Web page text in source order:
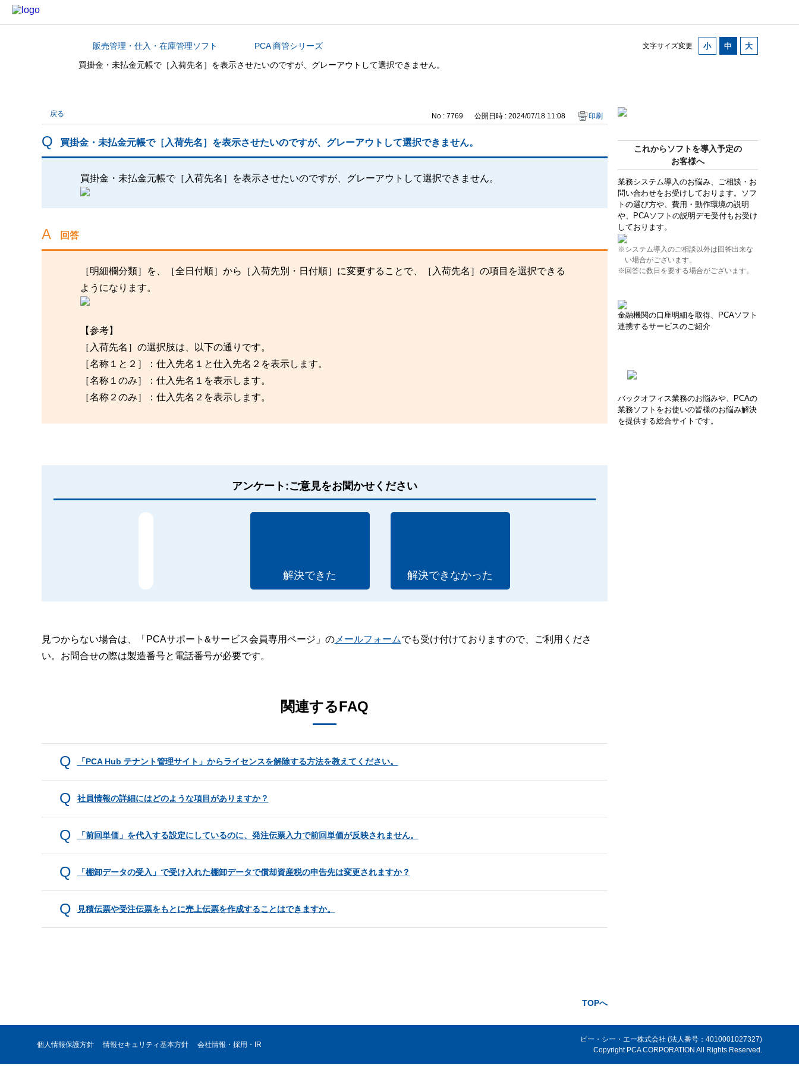
文字サイズ変更
カテゴリから探す販売管理・仕入・在庫管理ソフト
PCA 商管シリーズ
買掛金・未払金元帳で［入荷先名］を表示させたいのですが、グレーアウトして選択できません。
これからソフトを導入予定の
お客様へ
業務システム導入のお悩み、ご相談・お
問い合わせをお受けしております。ソフ
トの選び方や、費用・動作環境の説明
や、PCAソフトの説明デモ受付もお受け
しております。
※システム導入のご相談以外は回答出来な
い場合がございます。
※回答に数日を要する場合がございます。
金融機関の口座明細を取得、PCAソフト
連携するサービスのご紹介
バックオフィス業務のお悩みや、PCAの
業務ソフトをお使いの皆様のお悩み解決
を提供する総合サイトです。
戻る No : 7769 公開日時 : 2024/07/18 11:08 印刷
買掛金・未払金元帳で［入荷先名］を表示させたいのですが、グレーアウトして選択できません。
買掛金・未払金元帳で［入荷先名］を表示させたいのですが、グレーアウトして選択できません。
回答
［明細欄分類］を、［全日付順］から［入荷先別・日付順］に変更することで、［入荷先名］の項目を選択できる
ようになります。
【参考】
［入荷先名］の選択肢は、以下の通りです。
［名称１と２］：仕入先名１と仕入先名２を表示します。
［名称１のみ］：仕入先名１を表示します。
［名称２のみ］：仕入先名２を表示します。
アンケート:ご意見をお聞かせください
解決できた 解決できなかった
見つからない場合は、「PCAサポート&サービス会員専用ページ」のメールフォームでも受け付けておりますので、ご利用くださ
い。お問合せの際は製造番号と電話番号が必要です。
関連するFAQ
「PCA Hub テナント管理サイト」からライセンスを解除する方法を教えてください。
社員情報の詳細にはどのような項目がありますか？
「前回単価」を代入する設定にしているのに、発注伝票入力で前回単価が反映されません。
「棚卸データの受入」で受け入れた棚卸データで償却資産税の申告先は変更されますか？
見積伝票や受注伝票をもとに売上伝票を作成することはできますか。
TOPへ
個人情報保護方針 情報セキュリティ基本方針 会社情報・採用・IR
ピー・シー・エー株式会社 (法人番号：4010001027327)
Copyright PCA CORPORATION All Rights Reserved.